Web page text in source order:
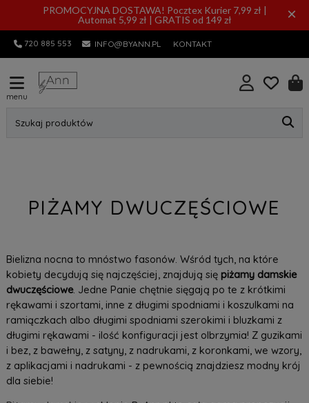
PROMOCYJNA DOSTAWA! Pocztex Kurier 7,99 zł |
Automat 5,99 zł | GRATIS od 149 zł
×
720 885 553 INFO@BYANN.PL KONTAKT
menu
Szukaj produktów
PIŻAMY DWUCZĘŚCIOWE
Bielizna nocna to mnóstwo fasonów. Wśród tych, na które
kobiety decydują się najczęściej, znajdują się piżamy damskie
dwuczęściowe. Jedne Panie chętnie sięgają po te z krótkimi
rękawami i szortami, inne z długimi spodniami i koszulkami na
ramiączkach albo długimi spodniami szerokimi i bluzkami z
długimi rękawami - ilość konfiguracji jest olbrzymia! Z guzikami
i bez, z bawełny, z satyny, z nadrukami, z koronkami, we wzory,
z aplikacjami i nadrukami - z pewnością znajdziesz modny krój
dla siebie!